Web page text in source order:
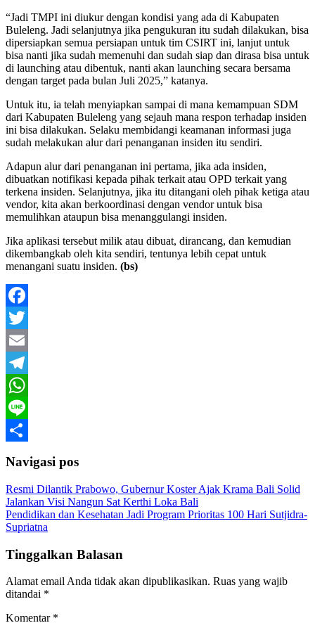
“Jadi TMPI ini diukur dengan kondisi yang ada di Kabupaten
Buleleng. Jadi selanjutnya jika pengukuran itu sudah dilakukan, bisa
dipersiapkan semua persiapan untuk tim CSIRT ini, lanjut untuk
bisa nanti jika sudah memenuhi dan sudah siap dan dirasa bisa untuk
di launching atau dibentuk, nanti akan launching secara bersama
dengan target pada bulan Juli 2025,” katanya.
Untuk itu, ia telah menyiapkan sampai di mana kemampuan SDM
dari Kabupaten Buleleng yang sejauh mana respon terhadap insiden
ini bisa dilakukan. Selaku membidangi keamanan informasi juga
sudah melakukan alur dari penanganan insiden itu sendiri.
Adapun alur dari penanganan ini pertama, jika ada insiden,
dibuatkan notifikasi kepada pihak terkait atau OPD terkait yang
terkena insiden. Selanjutnya, jika itu ditangani oleh pihak ketiga atau
vendor, kita akan berkoordinasi dengan vendor untuk bisa
memulihkan ataupun bisa menanggulangi insiden.
Jika aplikasi tersebut milik atau dibuat, dirancang, dan kemudian
dikembangkab oleh kita sendiri, tentunya lebih cepat untuk
menangani suatu insiden. (bs)
Facebook
Twitter
Email
Telegram
WhatsApp
Line
Navigasi pos
Resmi Dilantik Prabowo, Gubernur Koster Ajak Krama Bali Solid
Jalankan Visi Nangun Sat Kerthi Loka Bali
Pendidikan dan Kesehatan Jadi Program Prioritas 100 Hari Sutjidra-
Supriatna
Tinggalkan Balasan
Alamat email Anda tidak akan dipublikasikan. Ruas yang wajib
ditandai *
Komentar *